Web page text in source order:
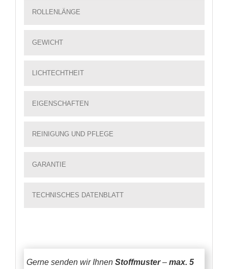
ROLLENLÄNGE
GEWICHT
LICHTECHTHEIT
EIGENSCHAFTEN
REINIGUNG UND PFLEGE
GARANTIE
TECHNISCHES DATENBLATT
Gerne senden wir Ihnen Stoffmuster– max. 5